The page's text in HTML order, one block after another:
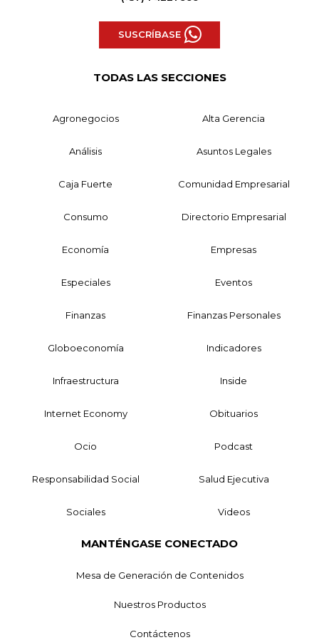
SUSCRÍBASE
TODAS LAS SECCIONES
Agronegocios Alta Gerencia
Análisis Asuntos Legales
Caja Fuerte Comunidad Empresarial
Consumo Directorio Empresarial
Economía Empresas
Especiales Eventos
Finanzas Finanzas Personales
Globoeconomía Indicadores
Infraestructura Inside
Internet Economy Obituarios
Ocio Podcast
Responsabilidad Social Salud Ejecutiva
Sociales Videos
MANTÉNGASE CONECTADO
Mesa de Generación de Contenidos
Nuestros Productos
Contáctenos